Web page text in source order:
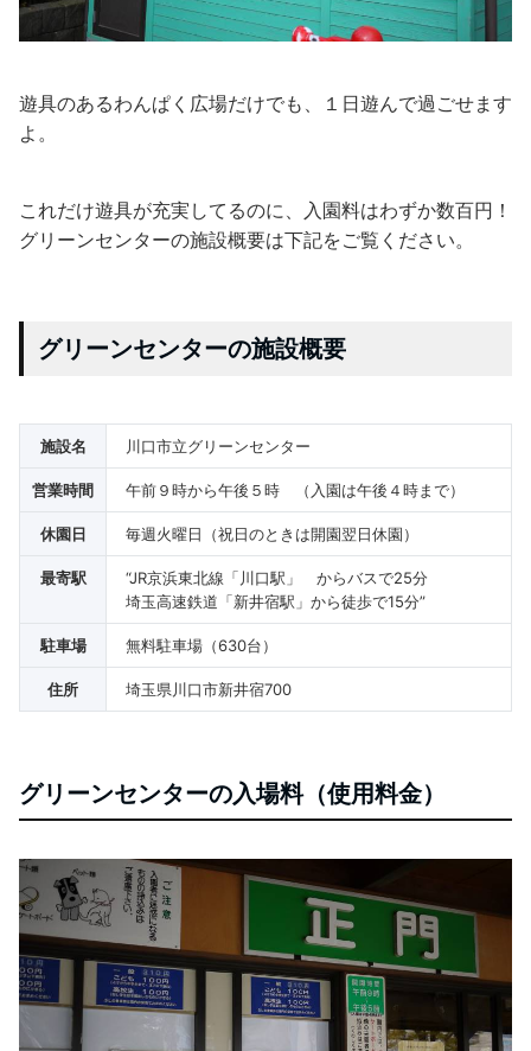
遊具のあるわんぱく広場だけでも、１日遊んで過ごせます
よ。
これだけ遊具が充実してるのに、入園料はわずか数百円！
グリーンセンターの施設概要は下記をご覧ください。
グリーンセンターの施設概要
施設名 川口市立グリーンセンター
営業時間 午前９時から午後５時 （入園は午後４時まで）
休園日 毎週火曜日（祝日のときは開園翌日休園）
最寄駅
“JR京浜東北線「川口駅」 からバスで25分
埼玉高速鉄道「新井宿駅」から徒歩で15分”
駐車場 無料駐車場（630台）
住所 埼玉県川口市新井宿700
グリーンセンターの入場料（使用料金）